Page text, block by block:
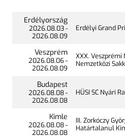
Erdélyország
2026.08.03-
2026.08.09
Erdélyi Grand
Veszprém
2026.08.06-
2026.08.09
XXX. Veszprémi
Nemzetközi
Budapest
2026.08.08-
2026.08.08
HÜSI SC Nyári
Kimle
2026.08.08-
2026.08.08
III. Zorkóczy
Határtalanul